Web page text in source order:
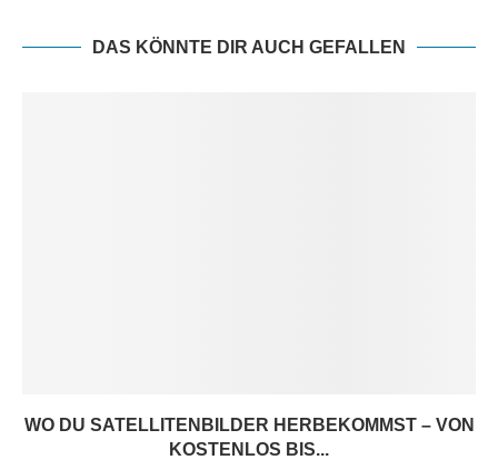
DAS KÖNNTE DIR AUCH GEFALLEN
WO DU SATELLITENBILDER HERBEKOMMST – VON
KOSTENLOS BIS...